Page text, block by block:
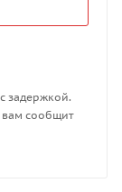
задержкой.
вам сообщит